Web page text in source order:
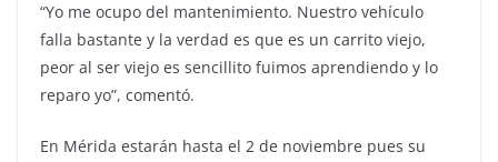
“Yo me ocupo del mantenimiento. Nuestro vehículo
falla bastante y la verdad es que es un carrito viejo,
peor al ser viejo es sencillito fuimos aprendiendo y lo
reparo yo”, comentó.
En Mérida estarán hasta el 2 de noviembre pues su